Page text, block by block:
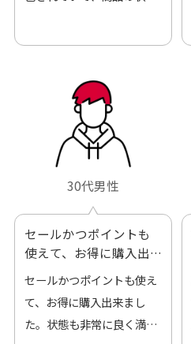
30代男性
セールかつポイントも
使えて、お得に購入出
来ました
セールかつポイントも使え
て、お得に購入出来まし
た。状態も非常に良く満足